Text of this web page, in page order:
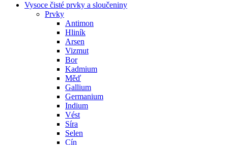
Vysoce čisté prvky a sloučeniny
Prvky
Antimon
Hliník
Arsen
Vizmut
Bor
Kadmium
Měď
Gallium
Germanium
Indium
Vést
Síra
Selen
Cín